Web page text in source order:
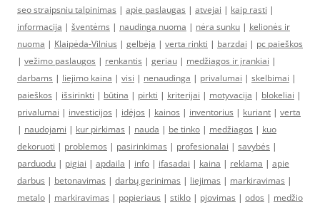
seo straipsniu talpinimas | apie paslaugas | atvejai | kaip rasti |
informacija | šventėms | naudinga nuoma | nėra sunku | kelionės ir
nuoma | Klaipėda-Vilnius | gelbėja | verta rinkti | barzdai | pc paieškos
| vežimo paslaugos | renkantis | geriau | medžiagos ir įrankiai |
darbams | liejimo kaina | visi | nenaudinga | privalumai | skelbimai |
paieškos | išsirinkti | būtina | pirkti | kriterijai | motyvacija | blokeliai |
privalumai | investicijos | idėjos | kainos | inventorius | kuriant | verta
| naudojami | kur pirkimas | nauda | be tinko | medžiagos | kuo
dekoruoti | problemos | pasirinkimas | profesionalai | savybės |
parduodu | pigiai | apdaila | info | ifasadai | kaina | reklama | apie
darbus | betonavimas | darbų gerinimas | liejimas | markiravimas |
metalo | markiravimas | popieriaus | stiklo | pjovimas | odos | medžio